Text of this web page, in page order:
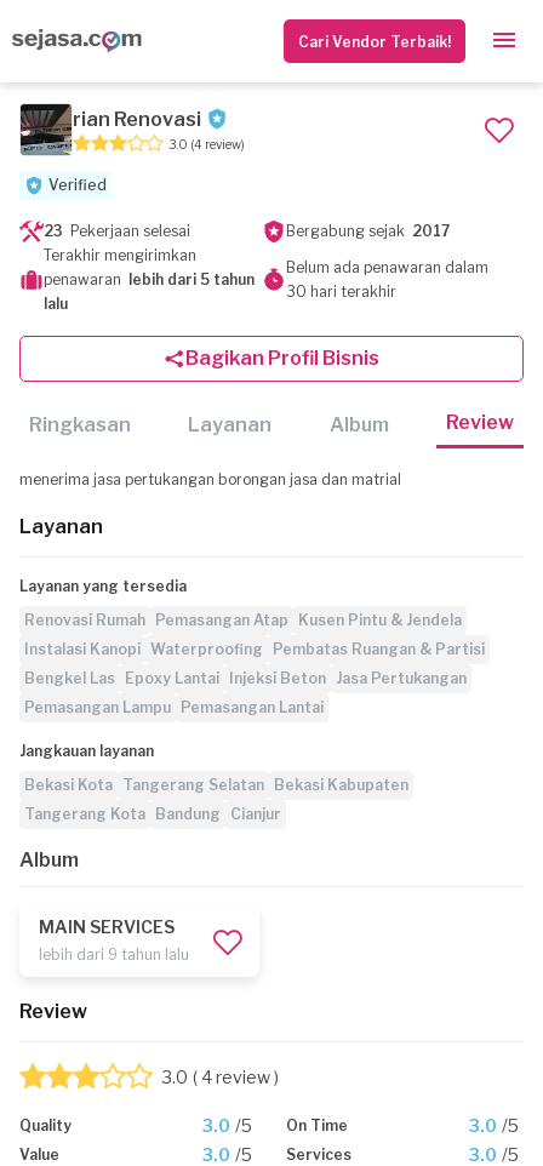
Cari Vendor Terbaik!
rian Renovasi
3.0 (4 review)
Verified
23 Pekerjaan selesai Bergabung sejak 2017
Terakhir mengirimkan
penawaran
lebih dari 5 tahun
lalu
Belum ada penawaran dalam
30 hari terakhir
Bagikan Profil Bisnis
Ringkasan Layanan Album Review
menerima jasa pertukangan borongan jasa dan matrial
Layanan
Layanan yang tersedia
Renovasi Rumah
Pemasangan Atap
Kusen Pintu & Jendela
Instalasi Kanopi Waterproofing
Pembatas Ruangan & Partisi
Bengkel Las
Epoxy Lantai Injeksi Beton Jasa Pertukangan
Pemasangan Lampu
Pemasangan Lantai
Jangkauan layanan
Bekasi Kota Tangerang Selatan
Bekasi Kabupaten
Tangerang Kota
Bandung Cianjur
Album
MAIN SERVICES
lebih dari 9 tahun lalu
Review
3.0 ( 4 review )
Quality 3.0 /5 On Time 3.0 /5
Value 3.0 /5 Services 3.0 /5